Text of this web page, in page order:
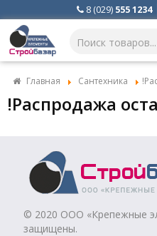
8 (029) 555 1234
Главная Сантехника
!Распродажа
© 2020 ООО «Крепежные
защищены.